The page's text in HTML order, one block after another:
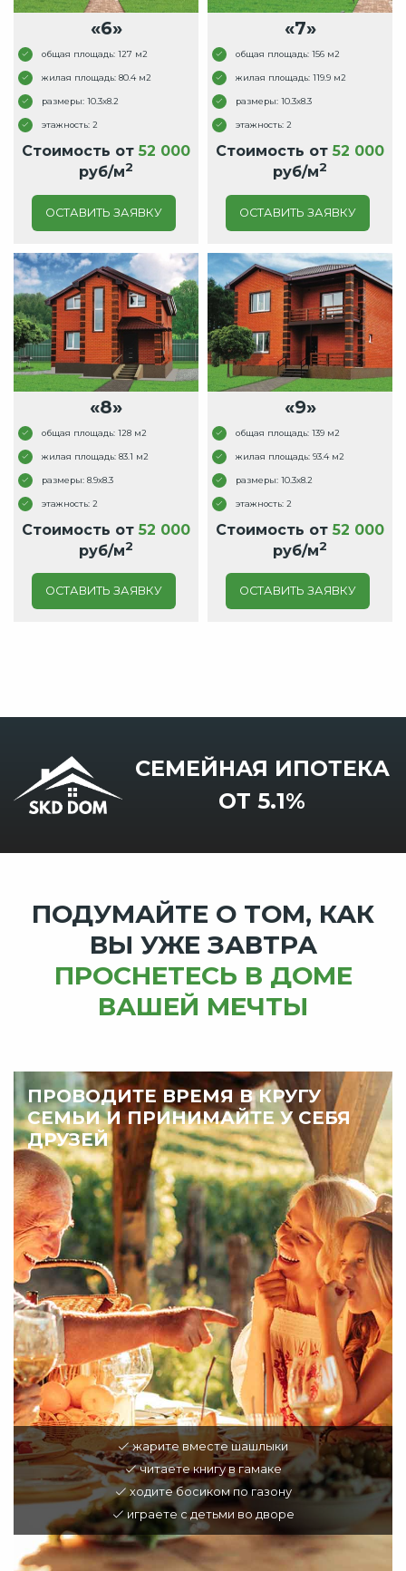
«6»
общая площадь: 127 м2
жилая площадь: 80.4 м2
размеры: 10.3x8.2
этажность: 2
Стоимость от 52 000
руб/м2
ОСТАВИТЬ ЗАЯВКУ
«7»
общая площадь: 156 м2
жилая площадь: 119.9 м2
размеры: 10.3x8.3
этажность: 2
Стоимость от 52 000
руб/м2
ОСТАВИТЬ ЗАЯВКУ
«8»
общая площадь: 128 м2
жилая площадь: 83.1 м2
размеры: 8.9x8.3
этажность: 2
Стоимость от 52 000
руб/м2
ОСТАВИТЬ ЗАЯВКУ
«9»
общая площадь: 139 м2
жилая площадь: 93.4 м2
размеры: 10.3x8.2
этажность: 2
Стоимость от 52 000
руб/м2
ОСТАВИТЬ ЗАЯВКУ
СЕМЕЙНАЯ ИПОТЕКА
ОТ 5.1%
ПОДУМАЙТЕ О ТОМ, КАК
ВЫ УЖЕ ЗАВТРА
ПРОСНЕТЕСЬ В ДОМЕ
ВАШЕЙ МЕЧТЫ
ПРОВОДИТЕ ВРЕМЯ В КРУГУ
СЕМЬИ И ПРИНИМАЙТЕ У СЕБЯ
ДРУЗЕЙ
жарите вместе шашлыки
читаете книгу в гамаке
ходите босиком по газону
играете с детьми во дворе